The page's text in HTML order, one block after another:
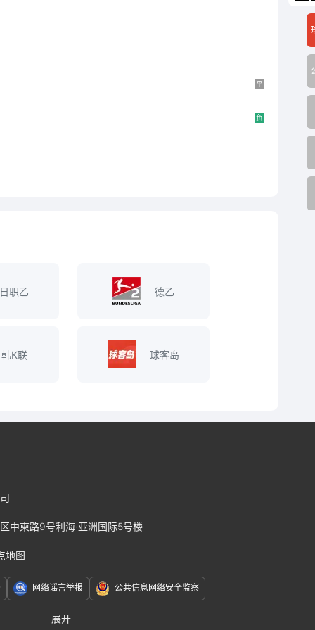
平
负
日职乙 德乙
韩K联 球客岛
中柬路9号利海·亚洲国际5号楼
地图
网络谣言举报 公共信息网络安全监察
展开